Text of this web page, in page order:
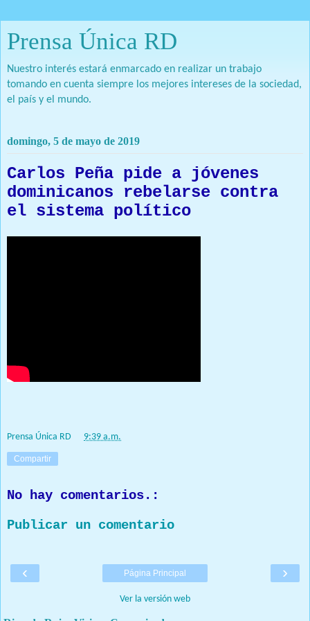
Prensa Única RD
Nuestro interés estará enmarcado en realizar un trabajo
tomando en cuenta siempre los mejores intereses de la sociedad,
el país y el mundo.
domingo, 5 de mayo de 2019
Carlos Peña pide a jóvenes
dominicanos rebelarse contra
el sistema político
Prensa Única RD 9:39 a.m.
Compartir
No hay comentarios.:
Publicar un comentario
‹ ›
Página Principal
Ver la versión web